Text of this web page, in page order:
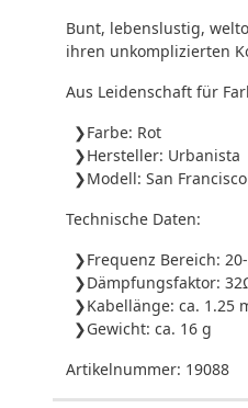
Bunt, lebenslustig,
ihren unkomplizierten
Aus Leidenschaft für
Farbe: Rot
Hersteller: Urbanista
Modell: San
Technische Daten:
Frequenz Bereich:
Dämpfungsfaktor:
Kabellänge: ca. 1.25
Gewicht: ca. 16 g
Artikelnummer: 19088